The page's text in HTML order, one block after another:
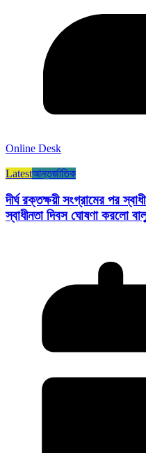
Online Desk
Latestআন্তর্জাতিক
দীর্ঘ রক্তক্ষয়ী সংগ্রামের পর
স্বাধীনতা দিবস ঘোষণা করলো